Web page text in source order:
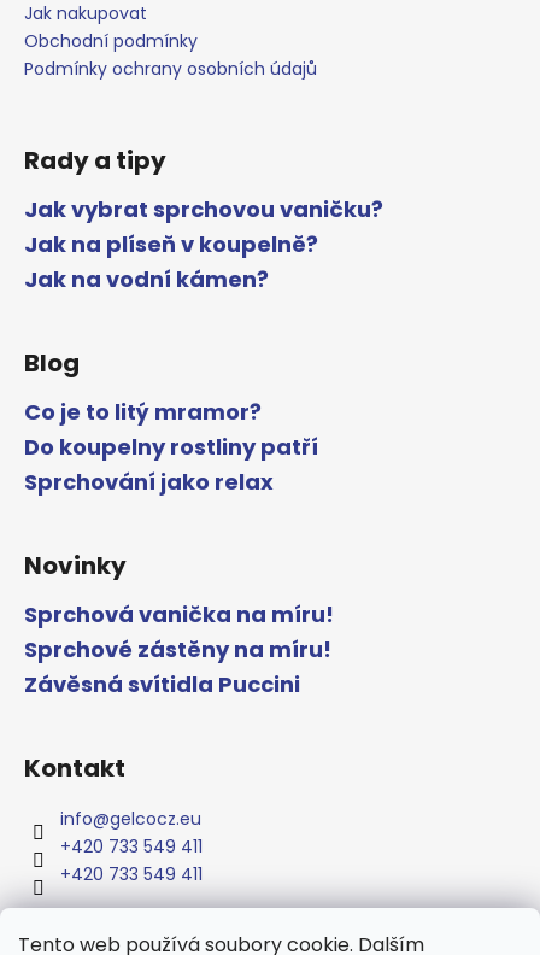
Tento web používá soubory cookie. Dalším
Jak nakupovat
Obchodní podmínky
Podmínky ochrany osobních údajů
Rady a tipy
Jak vybrat sprchovou vaničku?
Jak na plíseň v koupelně?
Jak na vodní kámen?
Blog
Co je to litý mramor?
Do koupelny rostliny patří
Sprchování jako relax
Novinky
Sprchová vanička na míru!
Sprchové zástěny na míru!
Závěsná svítidla Puccini
Kontakt
info@gelcocz.eu
+420 733 549 411
+420 733 549 411